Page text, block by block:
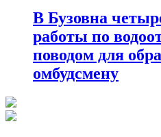
В Бузовна
работы по
поводом для
омбудсмену